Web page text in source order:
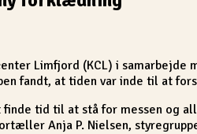
Limfjord (KCL) i
fandt, at tiden var inde til at
tid til at stå for messen og
Anja P. Nielsen,